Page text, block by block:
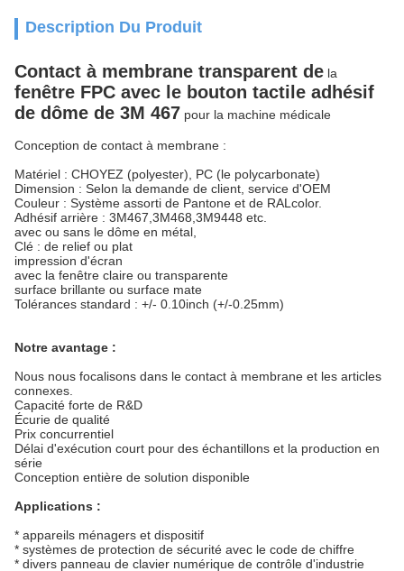
Description Du Produit
Contact à membrane transparent de la
fenêtre FPC avec le bouton tactile adhésif
de dôme de 3M 467 pour la machine médicale
Conception de contact à membrane :
Matériel : CHOYEZ (polyester), PC (le polycarbonate)
Dimension : Selon la demande de client, service d'OEM
Couleur : Système assorti de Pantone et de RALcolor.
Adhésif arrière : 3M467,3M468,3M9448 etc.
avec ou sans le dôme en métal,
Clé : de relief ou plat
impression d'écran
avec la fenêtre claire ou transparente
surface brillante ou surface mate
Tolérances standard : +/- 0.10inch (+/-0.25mm)
Notre avantage :
Nous nous focalisons dans le contact à membrane et les articles
connexes.
Capacité forte de R&D
Écurie de qualité
Prix concurrentiel
Délai d'exécution court pour des échantillons et la production en
série
Conception entière de solution disponible
Applications :
* appareils ménagers et dispositif
* systèmes de protection de sécurité avec le code de chiffre
* divers panneau de clavier numérique de contrôle d'industrie